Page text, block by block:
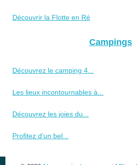
Découvrir la Flotte en Ré
Campings
Découvrez le camping 4...
Les lieux incontournables à...
Découvrez les joies du...
Profitez d’un bel...